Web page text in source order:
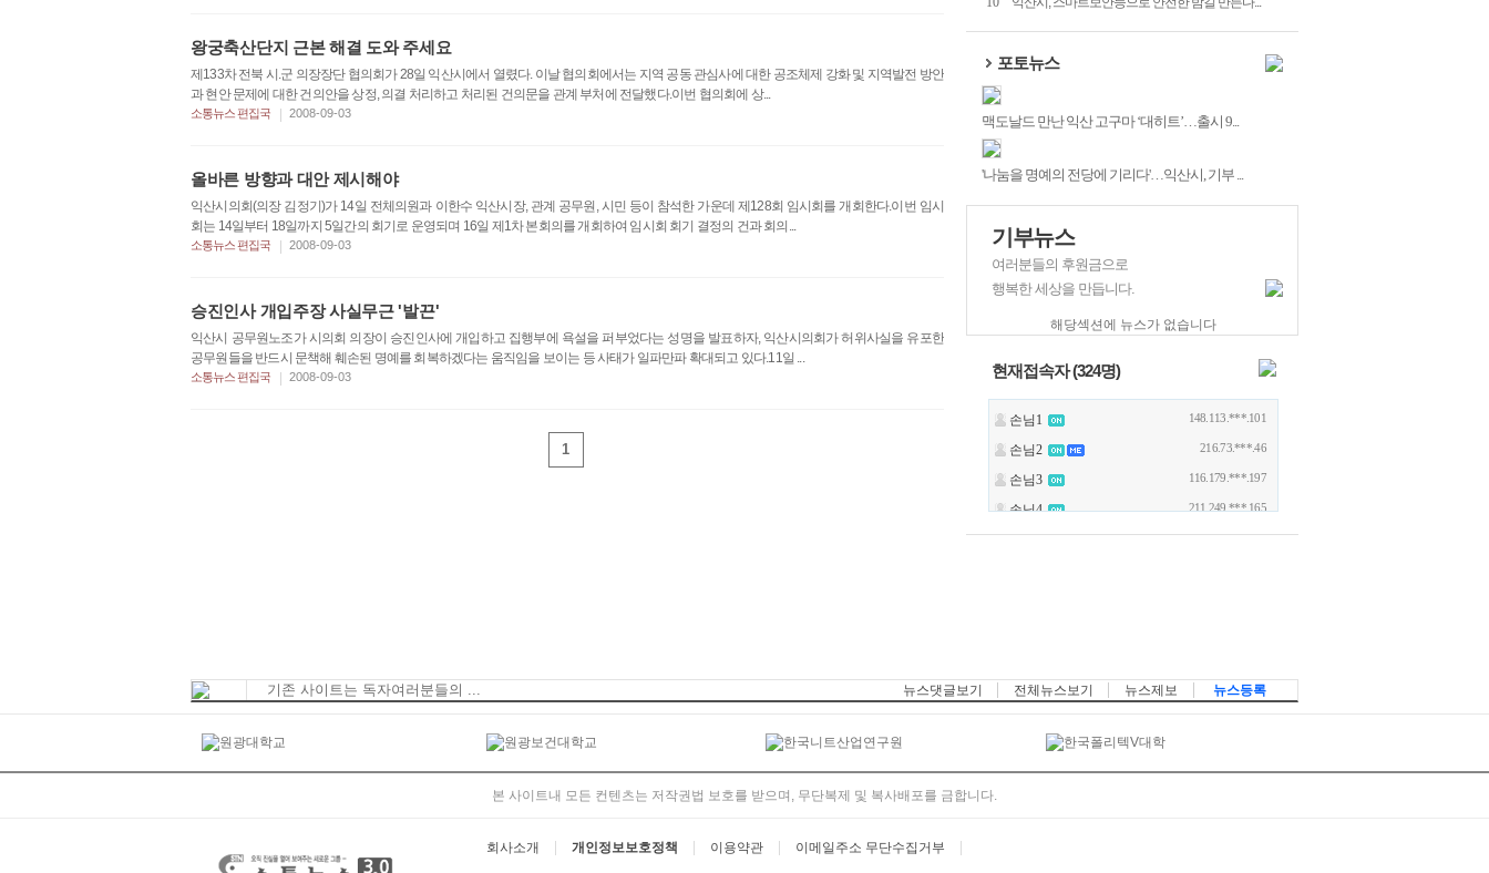
왕궁축산단지 근본 해결 도와 주세요
제133차 전북 시.군 의장장단 협의회가 28일 익산시에서 열렸다. 이날 협의회에서는 지역 공동 관심사에 대한 공조체제 강화 및 지역발전 방안
과 현안 문제에 대한 건의안을 상정, 의결 처리하고 처리된 건의문을 관계 부처에 전달했다.이번 협의회에 상...
소통뉴스 편집국 | 2008-09-03
올바른 방향과 대안 제시해야
익산시의회(의장 김정기)가 14일 전체의원과 이한수 익산시장, 관계 공무원, 시민 등이 참석한 가운데 제128회 임시회를 개회한다.이번 임시
회는 14일부터 18일까지 5일간의 회기로 운영되며 16일 제1차 본회의를 개회하여 임시회 회기 결정의 건과 회의...
소통뉴스 편집국 | 2008-09-03
승진인사 개입주장 사실무근 '발끈'
익산시 공무원노조가 시의회 의장이 승진인사에 개입하고 집행부에 욕설을 퍼부었다는 성명을 발표하자, 익산시의회가 허위사실을 유포한
공무원들을 반드시 문책해 훼손된 명예를 회복하겠다는 움직임을 보이는 등 사태가 일파만파 확대되고 있다.11일 ...
소통뉴스 편집국 | 2008-09-03
1
포토뉴스
맥도날드 만난 익산 고구마 ‘대히트’…출시 9...
'나눔을 명예의 전당에 기리다'…익산시, 기부 ...
기부뉴스
여러분들의 후원금으로
행복한 세상을 만듭니다.
해당섹션에 뉴스가 없습니다
현재접속자 (324명)
기존 사이트는 독자여러분들의 ... 뉴스댓글보기 전체뉴스보기 뉴스제보 뉴스등록
본 사이트내 모든 컨텐츠는 저작권법 보호를 받으며, 무단복제 및 복사배포를 금합니다.
회사소개 개인정보보호정책 이용약관 이메일주소 무단수집거부